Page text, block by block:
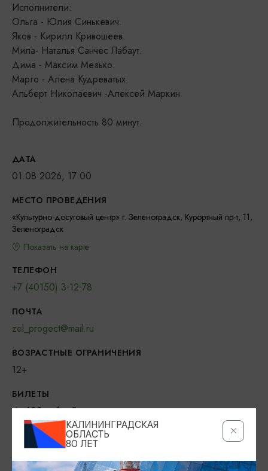
Исполнители:
Ольга - Юлия Синькевич.
Яков - Кирилл Кривошеев.
Мила- Наталья Санчес Лабаут.
Дима - Максим Мезько.
Марго - Алена Кудреватых.
Альберт Николаевич -Алексей Маркин
Продолжительность 80 минут.
ДАТА
01.08.2026, 17:00
МЕСТО ПРОВЕДЕНИЯ
«Культурно-досуговый центр» г. Зеленоградск, Курортный пр-т, 11,
Зеленоградск
Показать на карте
ТЕЛЕФОН
+7 (40150) 3-12-78
ПОЧТА
zel_progect@mail.ru
ВОЗРАСТНЫЕ ОГРАНИЧЕНИЯ
12+
БИЛЕТЫ
600 рублей
ОФИЦИАЛЬНЫЙ САЙТ
https://kdc.klgd.muzkult.ru/news
КАЛИНИНГРАДСКАЯ
ОБЛАСТЬ
80 ЛЕТ